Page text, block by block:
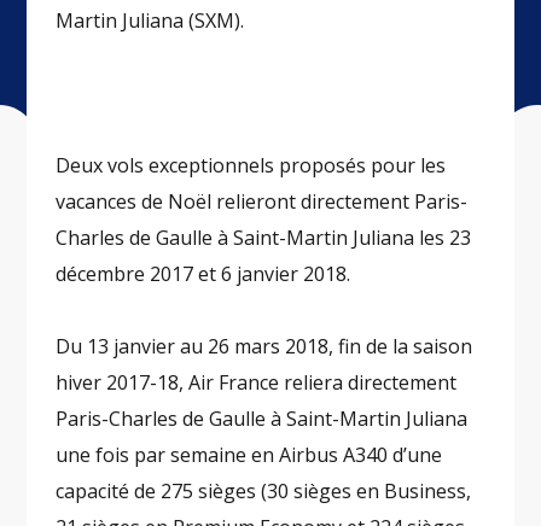
Martin Juliana (SXM).
Deux vols exceptionnels proposés pour les
vacances de Noël relieront directement Paris-
Charles de Gaulle à Saint-Martin Juliana les 23
décembre 2017 et 6 janvier 2018.
Du 13 janvier au 26 mars 2018, fin de la saison
hiver 2017-18, Air France reliera directement
Paris-Charles de Gaulle à Saint-Martin Juliana
une fois par semaine en Airbus A340 d’une
capacité de 275 sièges (30 sièges en Business,